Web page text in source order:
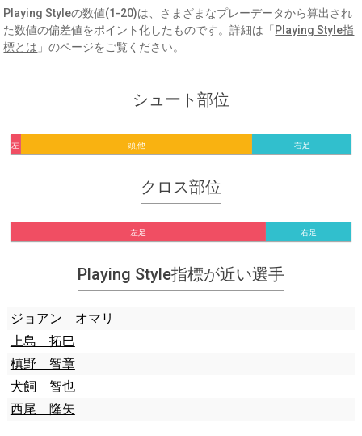
Playing Styleの数値(1-20)は、さまざまなプレーデータから算出され
た数値の偏差値をポイント化したものです。詳細は「 Playing Style指
標とは 」のページをご覧ください。
シュート部位
左 頭,他 右足
クロス部位
左足 右足
Playing Style指標が近い選手
ジョアン オマリ
上島 拓巳
槙野 智章
犬飼 智也
西尾 隆矢